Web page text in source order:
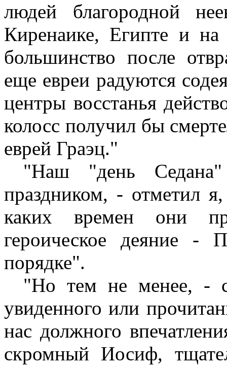
людей благородной
Киренаике, Египте и
большинство после
еще евреи радуются
центры восстанья
колосс получил бы
еврей Граэц."
"Наш "день Седана"
праздником, - отметил
каких времен они
героическое деяние
порядке".
"Hо тем не менее, -
увиденного или
нас должного
скромный Иосиф,